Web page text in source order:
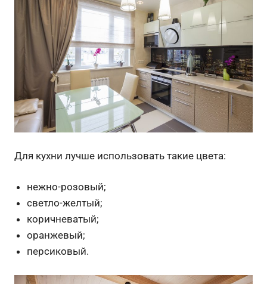
Для кухни лучше использовать такие цвета:
нежно-розовый;
светло-желтый;
коричневатый;
оранжевый;
персиковый.